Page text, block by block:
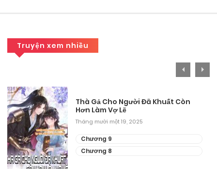
Truyện xem nhiều
Thà Gả Cho Người Đã Khuất Còn
Hơn Làm Vợ Lẽ
Tháng mười một 19, 2025
Chương 9
Chương 8